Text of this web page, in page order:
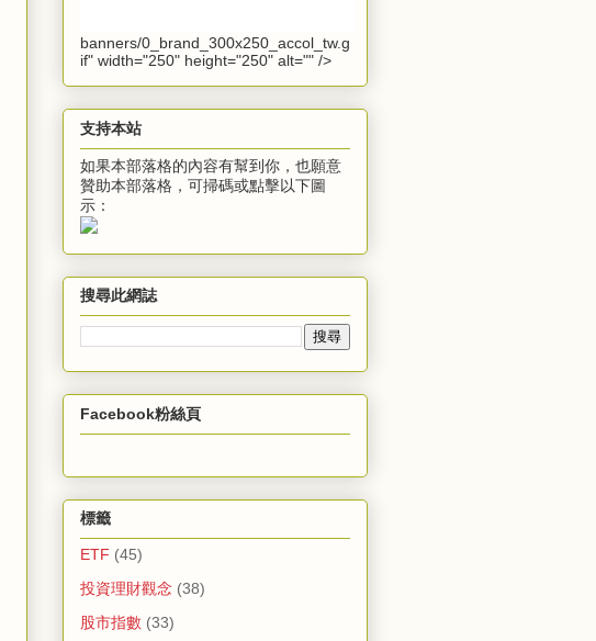
banners/0_brand_300x250_accol_tw.g
if" width="250" height="250" alt="" />
支持本站
如果本部落格的內容有幫到你，也願意
贊助本部落格，可掃碼或點擊以下圖
示：
搜尋此網誌
Facebook粉絲頁
標籤
ETF (45)
投資理財觀念 (38)
股市指數 (33)